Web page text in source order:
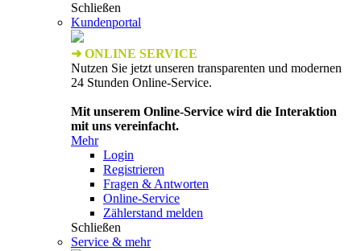
Schließen
Kundenportal
➜ ONLINE SERVICE
Nutzen Sie jetzt unseren transparenten und modernen
24 Stunden Online-Service.
Mit unserem Online-Service wird die Interaktion
mit uns vereinfacht.
Mehr
Login
Registrieren
Fragen & Antworten
Online-Service
Zählerstand melden
Schließen
Service & mehr